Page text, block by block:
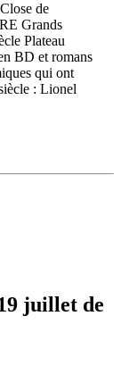
de
Grands
Plateau
BD et romans
qui ont
: Lionel
juillet de